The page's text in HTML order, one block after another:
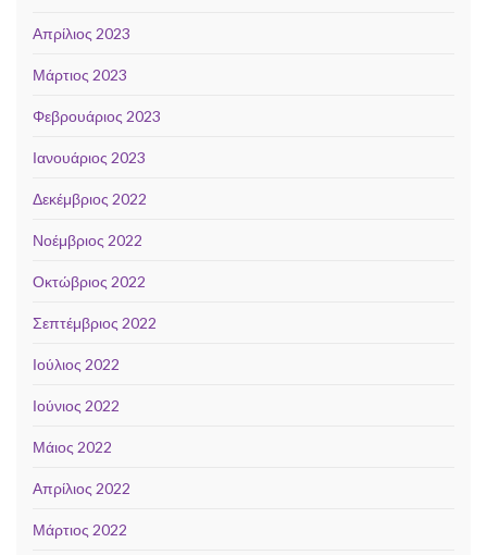
Απρίλιος 2023
Μάρτιος 2023
Φεβρουάριος 2023
Ιανουάριος 2023
Δεκέμβριος 2022
Νοέμβριος 2022
Οκτώβριος 2022
Σεπτέμβριος 2022
Ιούλιος 2022
Ιούνιος 2022
Μάιος 2022
Απρίλιος 2022
Μάρτιος 2022